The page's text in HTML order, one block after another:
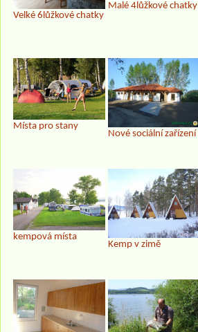
Velké 6lůžkové chatky
Malé 4lůžkové chatky
Místa pro stany
Nové sociální zařízení
kempová místa
Kemp v zimě